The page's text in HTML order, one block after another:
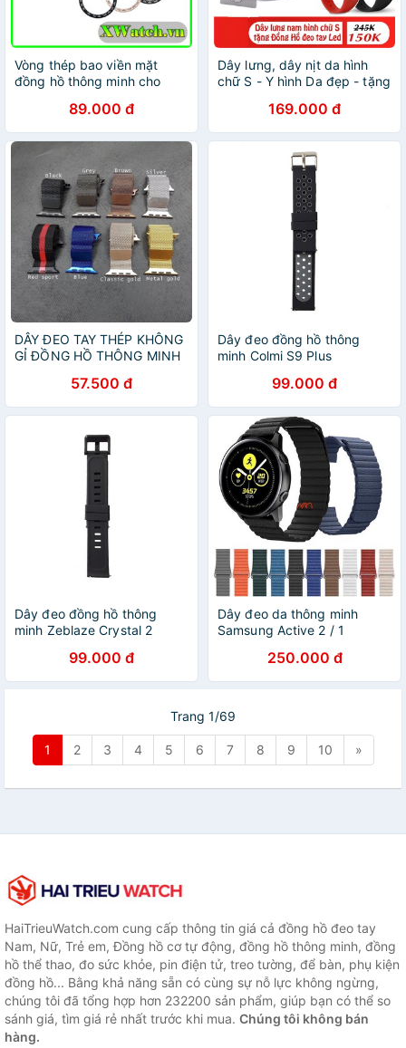
Vòng thép bao viền mặt
đồng hồ thông minh cho
89.000 đ
Dây lưng, dây nịt da hình
chữ S - Y hình Da đẹp - tặng
minh dáng Miband3
169.000 đ
DÂY ĐEO TAY THÉP KHÔNG
GỈ ĐỒNG HỒ THÔNG MINH
WATCH 6, W26, W46,
U78Plus ( Dây Milanese
Loop) MILAN
57.500 đ
Dây đeo đồng hồ thông
minh Colmi S9 Plus
99.000 đ
Dây đeo đồng hồ thông
minh Zeblaze Crystal 2
99.000 đ
Dây đeo da thông minh
Samsung Active 2 / 1
250.000 đ
Trang 1/69
1 2 3 4 5 6 7 8 9 10 »
HaiTrieuWatch.com cung cấp thông tin giá cả đồng hồ đeo tay
Nam, Nữ, Trẻ em, Đồng hồ cơ tự động, đồng hồ thông minh, đồng
hồ thể thao, đo sức khỏe, pin điện tử, treo tường, để bàn, phụ kiện
đồng hồ... Bằng khả năng sẵn có cùng sự nỗ lực không ngừng,
chúng tôi đã tổng hợp hơn 232200 sản phẩm, giúp bạn có thể so
sánh giá, tìm giá rẻ nhất trước khi mua. Chúng tôi không bán
hàng.